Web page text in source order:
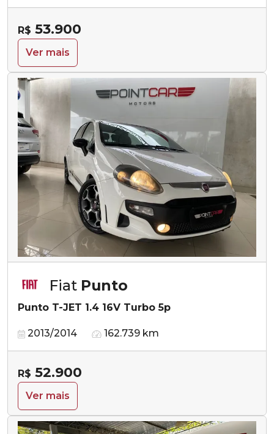
R$ 53.900
Ver mais
Fiat Punto
Punto T-JET 1.4 16V Turbo 5p
2013/2014 162.739 km
R$ 52.900
Ver mais